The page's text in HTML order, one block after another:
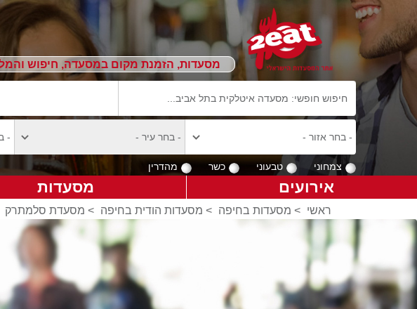
מסעדות, הזמנת מקום במסעדה, חיפוש
צמחוני טבעוני כשר מהדרין
אירועים מסעדות
ראשי > מסעדות בחיפה > מסעדות הודית בחיפה > מסעדת סלמתרק